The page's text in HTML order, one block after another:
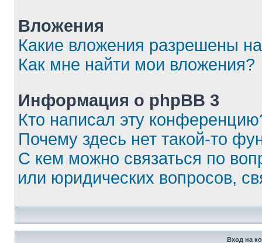
Вложения
Какие вложения разрешены
Как мне найти мои вложения?
Информация о phpBB 3
Кто написал эту
Почему здесь нет такой-то
С кем можно связаться по
или юридических вопросов,
Вход на